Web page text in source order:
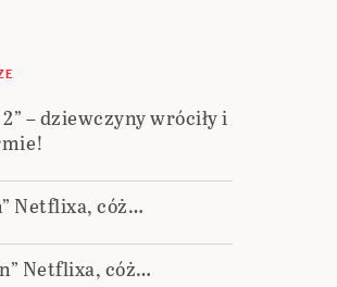
– dziewczyny wróciły i
Netflixa, cóż…
Netflixa, cóż…